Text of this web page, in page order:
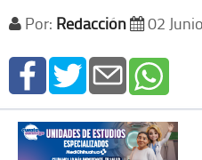
Por: Redacción 02